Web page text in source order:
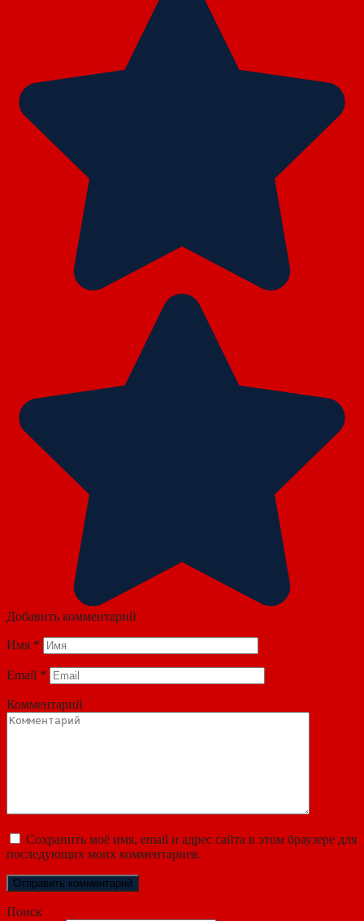
Добавить комментарий
Имя *
Email *
Комментарий
Сохранить моё имя, email и адрес сайта в этом браузере для
последующих моих комментариев.
Поиск